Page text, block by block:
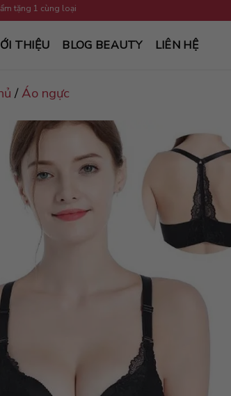
1 cùng loại
THIỆU BLOG BEAUTY LIÊN HỆ
/Áo ngực